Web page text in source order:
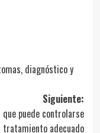
diagnóstico y
Siguiente:
puede controlarse
tratamiento adecuado